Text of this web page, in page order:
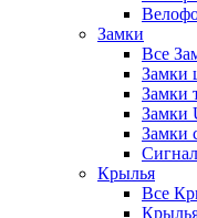
Замки
Все
Замки
Замки
Замки
Замки
Крылья
Все